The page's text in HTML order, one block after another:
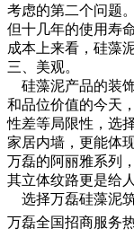
考虑的第二个问题。
但十几年的使用寿
成本上来看，硅藻
三、美观。
硅藻泥产品的装
和品位价值的今天
性差等局限性，选
家居内墙，更能体
万磊的阿丽雅系列
其立体纹路更是给
选择万磊硅藻泥
万磊全国招商服务